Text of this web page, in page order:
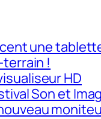
une
!
HD
Son et